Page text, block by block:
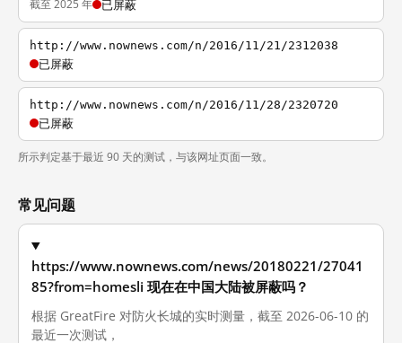
截至 2025 年 已屏蔽
http://www.nownews.com/n/2016/11/21/2312038
已屏蔽
http://www.nownews.com/n/2016/11/28/2320720
已屏蔽
所示判定基于最近 90 天的测试，与该网址页面一致。
常见问题
https://www.nownews.com/news/20180221/27041
85?from=homesli 现在在中国大陆被屏蔽吗？
根据 GreatFire 对防火长城的实时测量，截至 2026-06-10 的
最近一次测试，